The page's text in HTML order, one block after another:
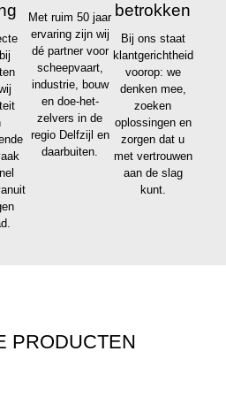
Met ruim 50 jaar
ervaring zijn wij
dé partner voor
scheepvaart,
industrie, bouw
en doe-het-
zelvers in de
regio Delfzijl en
daarbuiten.
betrokken
Bij ons staat
klantgerichtheid
voorop: we
denken mee,
zoeken
oplossingen en
zorgen dat u
met vertrouwen
aan de slag
kunt.
PRODUCTEN